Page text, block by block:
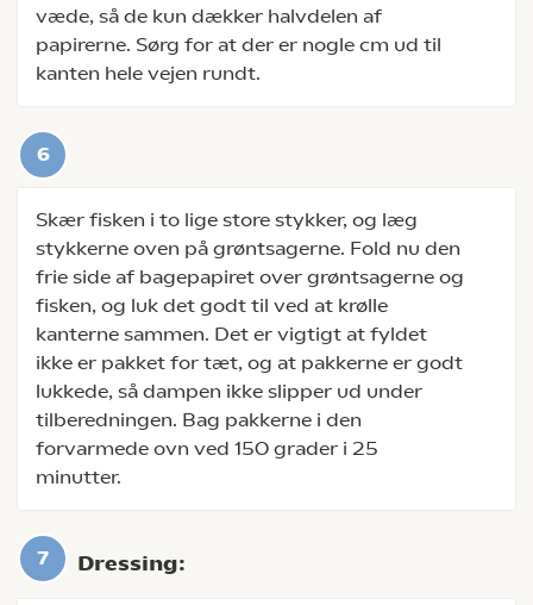
væde, så de kun dækker halvdelen af
papirerne. Sørg for at der er nogle cm ud til
kanten hele vejen rundt.
Skær fisken i to lige store stykker, og læg
stykkerne oven på grøntsagerne. Fold nu den
frie side af bagepapiret over grøntsagerne og
fisken, og luk det godt til ved at krølle
kanterne sammen. Det er vigtigt at fyldet
ikke er pakket for tæt, og at pakkerne er godt
lukkede, så dampen ikke slipper ud under
tilberedningen. Bag pakkerne i den
forvarmede ovn ved 150 grader i 25
minutter.
Dressing: